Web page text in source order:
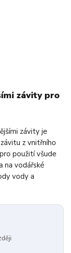
závity pro
závity je
z vnitřního
použití všude
na vodářské
vody a